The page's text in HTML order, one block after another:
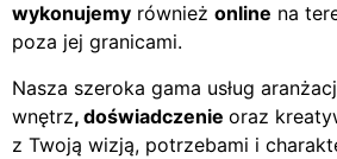
wykonujemy również online na
poza jej granicami.
Nasza szeroka gama usług
wnętrz, doświadczenie oraz
z Twoją wizją, potrzebami i